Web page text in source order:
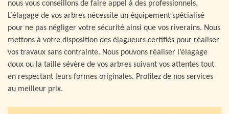
nous vous conseillons de faire appel à des professionnels.
L’élagage de vos arbres nécessite un équipement spécialisé
pour ne pas négliger votre sécurité ainsi que vos riverains. Nous
mettons à votre disposition des élagueurs certifiés pour réaliser
vos travaux sans contrainte. Nous pouvons réaliser l’élagage
doux ou la taille sévère de vos arbres suivant vos attentes tout
en respectant leurs formes originales. Profitez de nos services
au meilleur prix.